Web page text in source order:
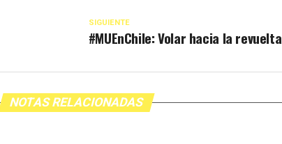
SIGUIENTE
#MUEnChile: Volar hacia la revuelta
NOTAS RELACIONADAS